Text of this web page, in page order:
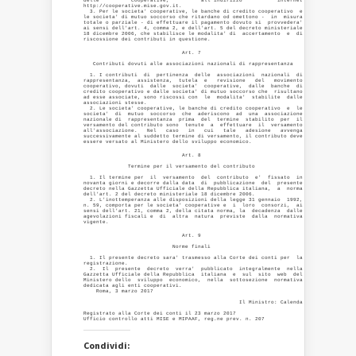
http://cooperative.mise.gov.it.
  3. Per le societa' cooperative, le banche di credito cooperativo  e
le societa' di mutuo soccorso che ritardano od omettono -  in  misura
totale o parziale - di effettuare il pagamento dovuto si  provvedera'
ai sensi dell'art. 4, comma 2, e dell'art. 5 del decreto ministeriale
18 dicembre 2006, che stabilisce le modalita' di  accertamento  e  di
                               Art. 7
   Contributi dovuti alle associazioni nazionali di rappresentanza
  1. I contributi  di  pertinenza  delle  associazioni  nazionali  di
rappresentanza,  assistenza,  tutela  e   revisione   del   movimento
cooperativo, dovuti  dalle  societa'  cooperative,  dalle  banche  di
credito cooperativo e dalle societa' di mutuo soccorso che  risultano
ad esse associate, sono riscossi con  le  modalita'  stabilite  dalle
associazioni stesse.
  2. Le societa' cooperative, le banche di credito cooperativo  e  le
societa'  di  mutuo  soccorso  che  aderiscono  ad  una  associazione
nazionale di  rappresentanza  prima  del  termine  stabilito  per  il
versamento del contributo sono  tenute  a  effettuare  il  versamento
all'associazione.   Nel   caso   in   cui   tale   adesione   avvenga
successivamente al suddetto termine di versamento, il contributo deve
                               Art. 8
              Termine per il versamento del contributo
  1. Il termine per  il  versamento  del  contributo  e'  fissato  in
novanta giorni e decorre dalla data  di  pubblicazione  del  presente
decreto nella Gazzetta Ufficiale della Repubblica italiana,  a  norma
dell'art. 2 del decreto ministeriale 18 dicembre 2006.
  2. L'inottemperanza alle disposizioni della legge 31 gennaio  1992,
n. 59, comporta per le societa' cooperative e  i  loro  consorzi,  ai
sensi dell'art. 21, comma 2, della citata norma, la  decadenza  dalle
agevolazioni fiscali e  di  altra  natura  previste  dalla  normativa
                               Art. 9
                            Norme finali
  1. Il presente decreto sara' trasmesso alla Corte dei conti per  la
registrazione.
  2.  Il  presente  decreto  verra'  pubblicato  integralmente  nella
Gazzetta Ufficiale della Repubblica  italiana  e  sul  sito  web  del
Ministero dello  sviluppo  economico,  nella  sottosezione  normativa
dedicata agli enti cooperativi.
    Roma, 3 marzo 2017
                                                 Il Ministro: Calenda
Registrato alla Corte dei conti il 23 marzo 2017
Condividi: